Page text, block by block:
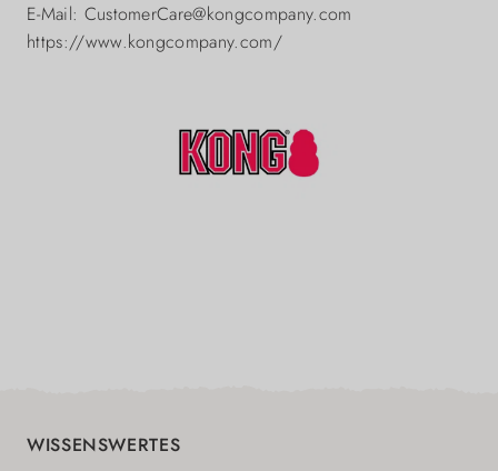
E-Mail: CustomerCare@kongcompany.com
https://www.kongcompany.com/
WISSENSWERTES